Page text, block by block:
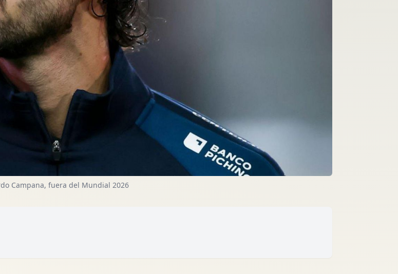
Campana, fuera del Mundial 2026